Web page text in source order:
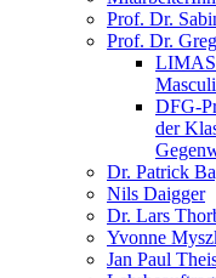
Prof. Dr.
Prof. Dr.
LIMAS
DFG-
der
Dr. Patrick
Nils Daigger
Dr. Lars
Yvonne
Jan Paul